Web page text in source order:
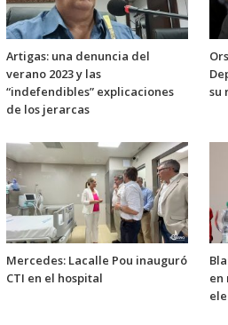
Artigas: una denuncia del
verano 2023 y las
“indefendibles” explicaciones
de los jerarcas
su
Mercedes: Lacalle Pou inauguró
CTI en el hospital
en